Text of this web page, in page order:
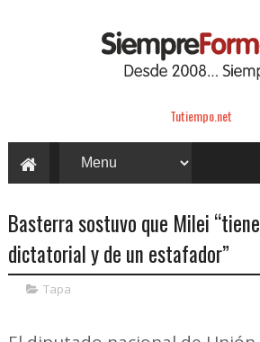
Tutiempo.net
Basterra sostuvo que Milei
dictatorial y de un estafador”
Tapa